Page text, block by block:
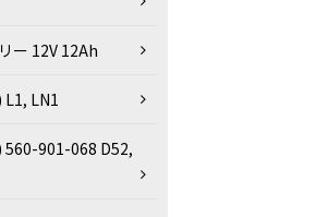
ー 12V 12Ah
L1, LN1
560-901-068 D52,